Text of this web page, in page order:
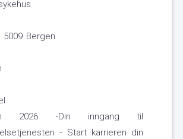
5009 Bergen
2026 -Din inngang til
- Start karrieren din